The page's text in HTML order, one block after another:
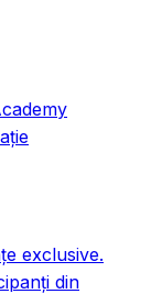
exclusive.
din